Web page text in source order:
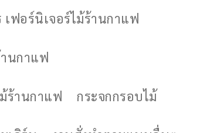
เฟอร์นิเจอร์ไม้ร้านกาแฟ
านกาแฟ
ม้ร้านกาแฟ กระจกกรอบไม้